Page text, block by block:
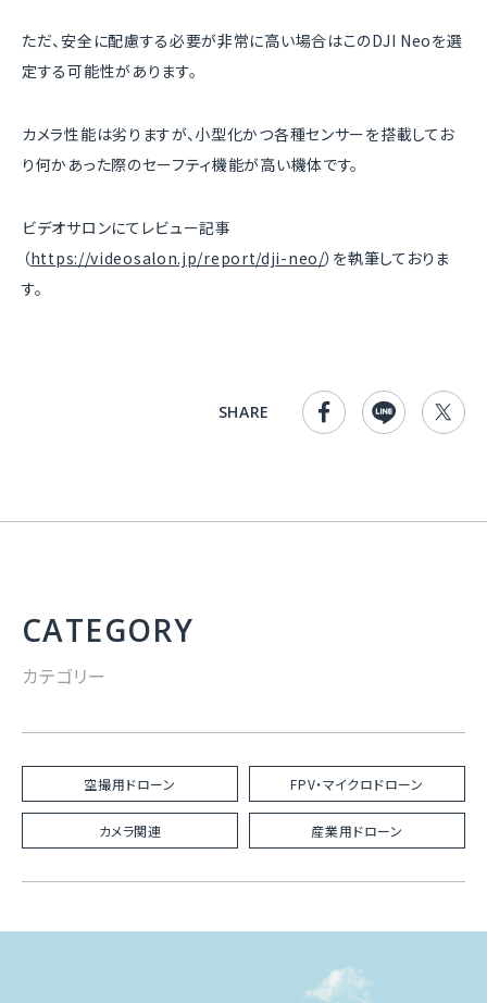
ただ、安全に配慮する必要が非常に高い場合はこのDJI Neoを選
定する可能性があります。
カメラ性能は劣りますが、小型化かつ各種センサーを搭載してお
り何かあった際のセーフティ機能が高い機体です。
ビデオサロンにてレビュー記事
（https://videosalon.jp/report/dji-neo/）を執筆しておりま
す。
SHARE
CATEGORY
カテゴリー
空撮用ドローン FPV・マイクロドローン
カメラ関連 産業用ドローン